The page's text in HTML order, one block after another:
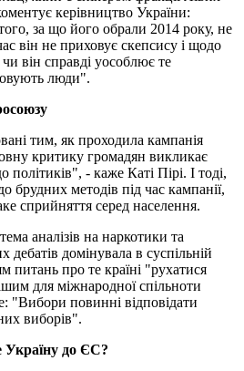
керівництво України:
за що його обрали 2014 року, не
він не приховує скепсису і щодо
він справді уособлює те
люди".
тим, як проходила кампанія
критику громадян викликає
політиків", - каже Каті Пірі. І тоді,
брудних методів під час кампанії,
сприйняття серед населення.
аналізів на наркотики та
дебатів домінувала в суспільній
питань про те країні "рухатися
для міжнародної спільноти
"Вибори повинні відповідати
виборів".
Україну до ЄС?